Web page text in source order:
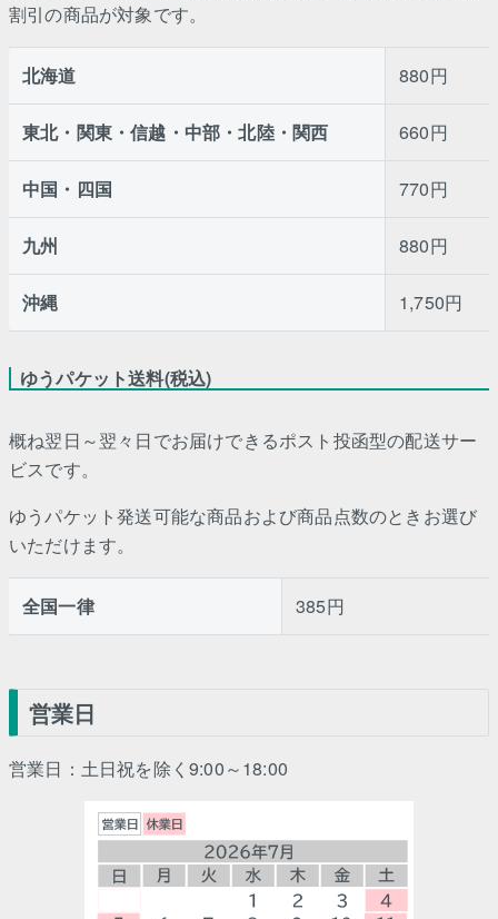
割引の商品が対象です。
北海道 880円
東北・関東・信越・中部・北陸・関西 660円
中国・四国 770円
九州 880円
沖縄 1,750円
ゆうパケット送料(税込)
概ね翌日～翌々日でお届けできるポスト投函型の配送サー
ビスです。
ゆうパケット発送可能な商品および商品点数のときお選び
いただけます。
全国一律 385円
営業日
営業日：土日祝を除く9:00～18:00